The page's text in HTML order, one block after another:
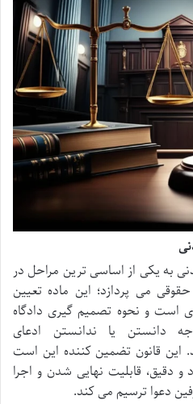
مدنی به یکی از اساسی ترین مراحل در
می پردازد؛ این ماده تعیین
است و نحوه تصمیم گیری دادگاه
دانستن یا ندانستن ادعای
قانون تضمین کننده این است
دقیق، قابلیت نهایی شدن و اجرا
دعوا ترسیم می کند.